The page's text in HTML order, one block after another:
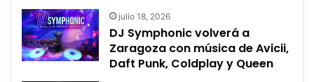
julio 18, 2026
DJ Symphonic volverá a
Zaragoza con música de Avicii,
Daft Punk, Coldplay y Queen